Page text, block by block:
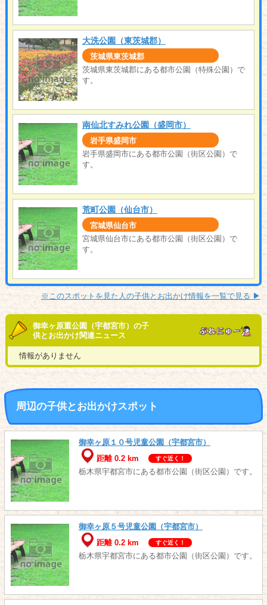
大洗公園（東茨城郡）
茨城県東茨城郡
茨城県東茨城郡にある都市公園（特殊公園）で
す。
南仙北すみれ公園（盛岡市）
岩手県盛岡市
岩手県盛岡市にある都市公園（街区公園）で
す。
荒町公園（仙台市）
宮城県仙台市
宮城県仙台市にある都市公園（街区公園）で
す。
※このスポットを見た人の子供とお出かけ情報を一覧で見る ▶︎
御幸ヶ原重公園（宇都宮市）の子
供とお出かけ関連ニュース
情報がありません
周辺の子供とお出かけスポット
御幸ヶ原１０号児童公園（宇都宮市）
距離 0.2 km
すぐ近く！
栃木県宇都宮市にある都市公園（街区公園）です。
御幸ヶ原５号児童公園（宇都宮市）
距離 0.2 km
すぐ近く！
栃木県宇都宮市にある都市公園（街区公園）です。